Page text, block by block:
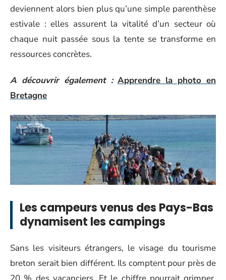
deviennent alors bien plus qu’une simple parenthèse
estivale : elles assurent la vitalité d’un secteur où
chaque nuit passée sous la tente se transforme en
ressources concrètes.
A découvrir également : Apprendre la photo en
Bretagne
Les campeurs venus des Pays-Bas
dynamisent les campings
Sans les visiteurs étrangers, le visage du tourisme
breton serait bien différent. Ils comptent pour près de